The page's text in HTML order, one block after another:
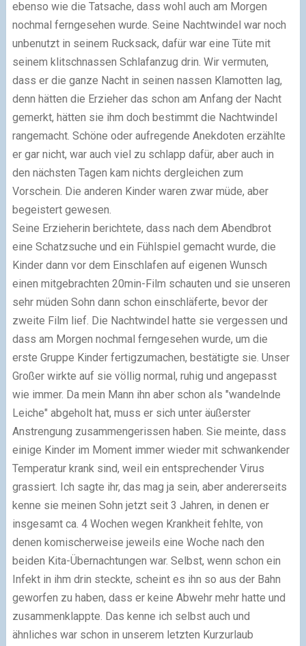
ebenso wie die Tatsache, dass wohl auch am Morgen
nochmal ferngesehen wurde. Seine Nachtwindel war noch
unbenutzt in seinem Rucksack, dafür war eine Tüte mit
seinem klitschnassen Schlafanzug drin. Wir vermuten,
dass er die ganze Nacht in seinen nassen Klamotten lag,
denn hätten die Erzieher das schon am Anfang der Nacht
gemerkt, hätten sie ihm doch bestimmt die Nachtwindel
rangemacht. Schöne oder aufregende Anekdoten erzählte
er gar nicht, war auch viel zu schlapp dafür, aber auch in
den nächsten Tagen kam nichts dergleichen zum
Vorschein. Die anderen Kinder waren zwar müde, aber
begeistert gewesen.
Seine Erzieherin berichtete, dass nach dem Abendbrot
eine Schatzsuche und ein Fühlspiel gemacht wurde, die
Kinder dann vor dem Einschlafen auf eigenen Wunsch
einen mitgebrachten 20min-Film schauten und sie unseren
sehr müden Sohn dann schon einschläferte, bevor der
zweite Film lief. Die Nachtwindel hatte sie vergessen und
dass am Morgen nochmal ferngesehen wurde, um die
erste Gruppe Kinder fertigzumachen, bestätigte sie. Unser
Großer wirkte auf sie völlig normal, ruhig und angepasst
wie immer. Da mein Mann ihn aber schon als "wandelnde
Leiche" abgeholt hat, muss er sich unter äußerster
Anstrengung zusammengerissen haben. Sie meinte, dass
einige Kinder im Moment immer wieder mit schwankender
Temperatur krank sind, weil ein entsprechender Virus
grassiert. Ich sagte ihr, das mag ja sein, aber andererseits
kenne sie meinen Sohn jetzt seit 3 Jahren, in denen er
insgesamt ca. 4 Wochen wegen Krankheit fehlte, von
denen komischerweise jeweils eine Woche nach den
beiden Kita-Übernachtungen war. Selbst, wenn schon ein
Infekt in ihm drin steckte, scheint es ihn so aus der Bahn
geworfen zu haben, dass er keine Abwehr mehr hatte und
zusammenklappte. Das kenne ich selbst auch und
ähnliches war schon in unserem letzten Kurzurlaub